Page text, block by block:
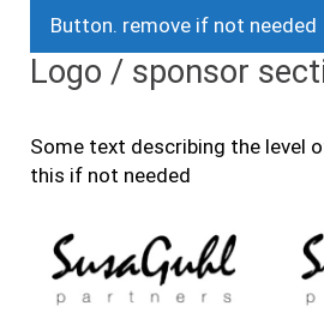
Button. remove if not needed
Logo / sponsor
Some text describing the level
this if not needed